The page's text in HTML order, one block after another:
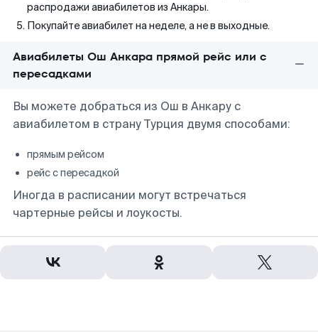
распродажи авиабилетов из Анкары.
Покупайте авиабилет на неделе, а не в выходные.
Авиабилеты Ош Анкара прямой рейс или с
пересадками
Вы можете добраться из Ош в Анкару с
авиабилетом в страну Турция двумя способами:
прямым рейсом
рейс с пересадкой
Иногда в расписании могут встречаться
чартерные рейсы и лоукосты.